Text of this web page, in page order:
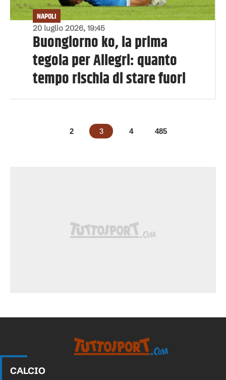
20 luglio 2026, 19:45
NAPOLI
Buongiorno ko, la prima
tegola per Allegri: quanto
tempo rischia di stare fuori
2 3 4 485
CALCIO